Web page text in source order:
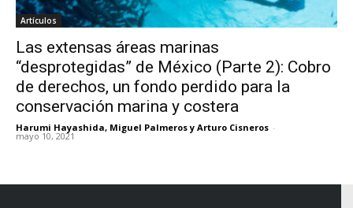
Artículos
Las extensas áreas marinas
“desprotegidas” de México (Parte 2): Cobro
de derechos, un fondo perdido para la
conservación marina y costera
Harumi Hayashida, Miguel Palmeros y Arturo Cisneros -
mayo 10, 2021